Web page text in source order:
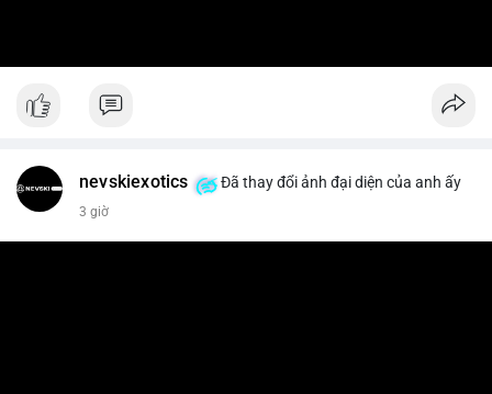
nevskiexotics Đã thay đổi ảnh đại diện của anh ấy
3 giờ